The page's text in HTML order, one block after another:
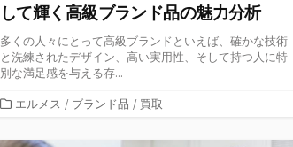
して輝く高級ブランド品の魅力分析
多くの人々にとって高級ブランドといえば、確かな技術
と洗練されたデザイン、高い実用性、そして持つ人に特
別な満足感を与える存...
カ
ゴ
エルメス / ブランド品 / 買取